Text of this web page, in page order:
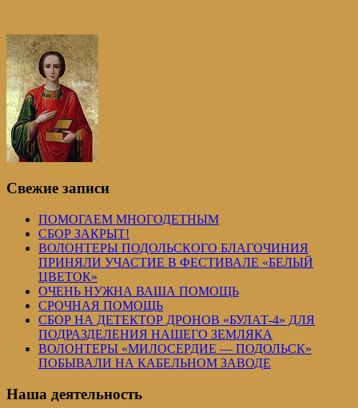
Свежие записи
ПОМОГАЕМ МНОГОДЕТНЫМ
СБОР ЗАКРЫТ!
ВОЛОНТЕРЫ ПОДОЛЬСКОГО БЛАГОЧИНИЯ
ПРИНЯЛИ УЧАСТИЕ В ФЕСТИВАЛЕ «БЕЛЫЙ
ЦВЕТОК»
ОЧЕНЬ НУЖНА ВАША ПОМОЩЬ
СРОЧНАЯ ПОМОЩЬ
СБОР НА ДЕТЕКТОР ДРОНОВ «БУЛАТ-4» ДЛЯ
ПОДРАЗДЕЛЕНИЯ НАШЕГО ЗЕМЛЯКА
ВОЛОНТЕРЫ «МИЛОСЕРДИЕ — ПОДОЛЬСК»
ПОБЫВАЛИ НА КАБЕЛЬНОМ ЗАВОДЕ
Наша деятельность